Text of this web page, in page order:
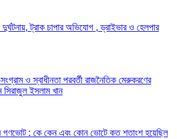
দুর্ঘটনায়, ট্রাক চাপার অভিযোগ , ড্রাইভার ও হেলপার
ও স্বাধীনতা পরবর্তী রাজনৈতিক মেরুকরণের
ইসলাম খান
গণভোট : কে কেন এবং কোন ভোটে কত শতাংশ হয়েছিল